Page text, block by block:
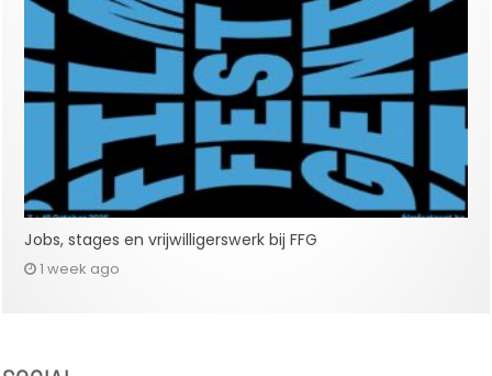
Jobs, stages en vrijwilligerswerk bij FFG
1 week ago